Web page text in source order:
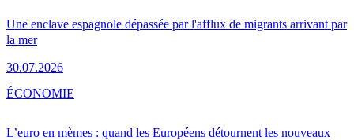
Une enclave espagnole dépassée par l'afflux de migrants arrivant par
la mer
30.07.2026
L’euro en mèmes : quand les Européens détournent les nouveaux
ÉCONOMIE